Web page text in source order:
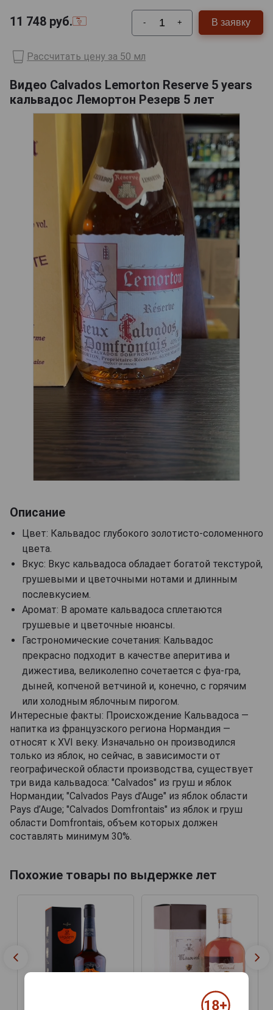
11 748 руб. - + В заявку
Рассчитать цену за 50 мл
Видео Calvados Lemorton Reserve 5 years
кальвадос Лемортон Резерв 5 лет
Описание
Цвет: Кальвадос глубокого золотисто-соломенного
цвета.
Вкус: Вкус кальвадоса обладает богатой текстурой,
грушевыми и цветочными нотами и длинным
послевкусием.
Аромат: В аромате кальвадоса сплетаются
грушевые и цветочные нюансы.
Гастрономические сочетания: Кальвадос
прекрасно подходит в качестве аперитива и
дижестива, великолепно сочетается с фуа-гра,
дыней, копченой ветчиной и, конечно, с горячим
или холодным яблочным пирогом.
Интересные факты: Происхождение Кальвадоса —
напитка из французского региона Нормандия —
относят к XVI веку. Изначально он производился
только из яблок, но сейчас, в зависимости от
географической области производства, существует
три вида кальвадоса: "Calvados" из груш и яблок
Нормандии; "Calvados Pays d’Auge" из яблок области
Pays d’Auge; "Calvados Domfrontais" из яблок и груш
области Domfrontais, объем которых должен
составлять минимум 30%.
Похожие товары по выдержке лет